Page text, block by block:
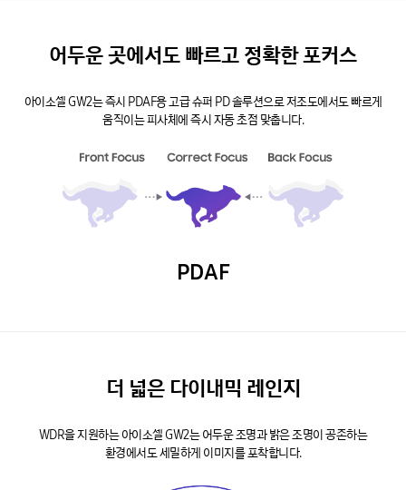
어두운 곳에서도 빠르고 정확한 포커스
아이소셀 GW2는 즉시 PDAF용 고급 슈퍼 PD 솔루션으로 저조도에서도 빠르게
움직이는 피사체에 즉시 자동 초점 맞춥니다.
PDAF
더 넓은 다이내믹 레인지
WDR을 지원하는 아이소셀 GW2는 어두운 조명과 밝은 조명이 공존하는
환경에서도 세밀하게 이미지를 포착합니다.